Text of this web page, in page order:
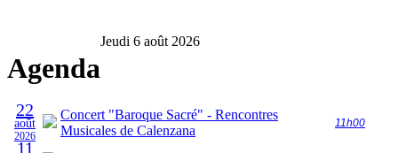
Agenda
Jeudi 6 août 2026
22
août
2026
Concert "Baroque Sacré" - Rencontres
Musicales de Calenzana
11h00
11